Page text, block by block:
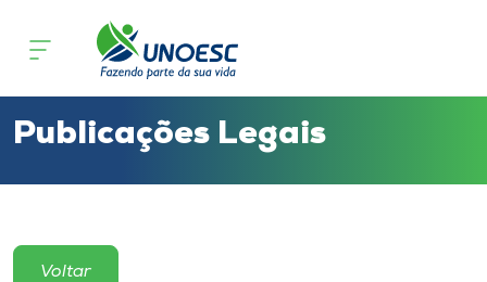
Cursos
Atendimento ao Estudante
Publicações Legais
Voltar